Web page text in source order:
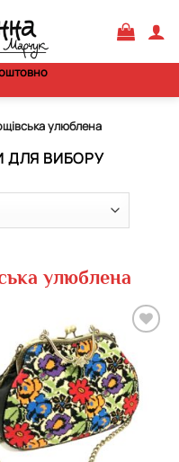
улюблена
ДЛЯ ВИБОРУ
улюблена
Додати
виріб у
вибране